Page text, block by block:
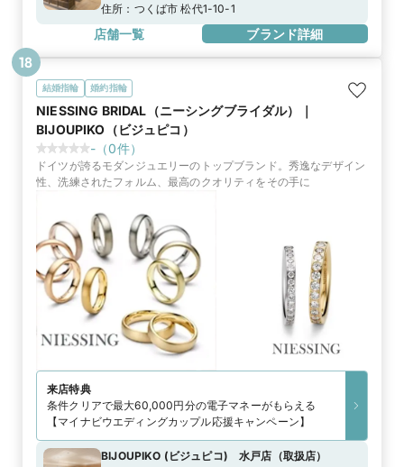
い建物 首都圏中央連絡自動車道つくば中央ICより車
で10分。国道408号線松代交差点南側
住所： つくば市 松代1-10-1
店舗一覧 ブランド詳細
結婚指輪 婚約指輪
NIESSING BRIDAL（ニーシングブライダル）｜
BIJOUPIKO（ビジュピコ）
- （0件）
ドイツが誇るモダンジュエリーのトップブランド。秀逸なデザイン
性、洗練されたフォルム、最高のクオリティをその手に
来店特典
条件クリアで最大60,000円分の電子マネーがもらえる
【マイナビウエディングカップル応援キャンペーン】
BIJOUPIKO (ビジュピコ) 水戸店 （取扱店）
18